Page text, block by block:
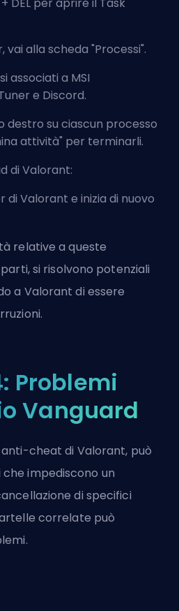
vai alla scheda "Processi".
associati a MSI
e Discord.
destro su ciascun processo
attività" per terminarli.
di Valorant:
di Valorant e inizia di nuovo
relative a queste
si risolvono potenziali
a Valorant di essere
Problemi
Vanguard
cheat di Valorant, può
impediscono un
di specifici
correlate può